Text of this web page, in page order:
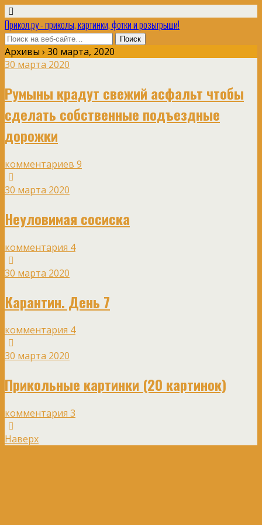
Прикол.ру - приколы, картинки, фотки и розыгрыши!
Архивы › 30 марта, 2020
30 марта 2020
Румыны крадут свежий асфальт чтобы
сделать собственные подъездные
дорожки
комментариев 9
30 марта 2020
Неуловимая сосиска
комментария 4
30 марта 2020
Карантин. День 7
комментария 4
30 марта 2020
Прикольные картинки (20 картинок)
комментария 3
Наверх